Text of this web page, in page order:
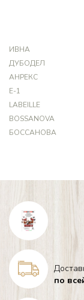
ИВНА
ДУБОДЕЛ
АНРЕКС
Е-1
LABEILLE
BOSSANOVA
БОССАНОВА
по